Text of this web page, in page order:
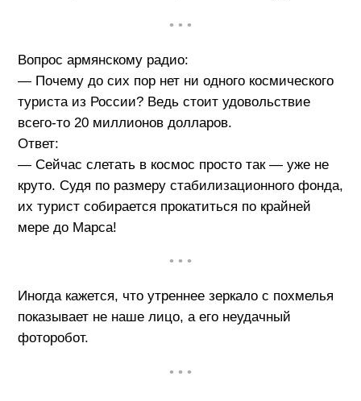
• • •
Вопрос армянскому радио:
— Почему до сих пор нет ни одного космического
туриста из России? Ведь стоит удовольствие
всего-то 20 миллионов долларов.
Ответ:
— Сейчас слетать в космос просто так — уже не
круто. Судя по размеру стабилизационного фонда,
их турист собирается прокатиться по крайней
мере до Марса!
• • •
Иногда кажется, что утреннее зеркало с похмелья
показывает не наше лицо, а его неудачный
фоторобот.
• • •